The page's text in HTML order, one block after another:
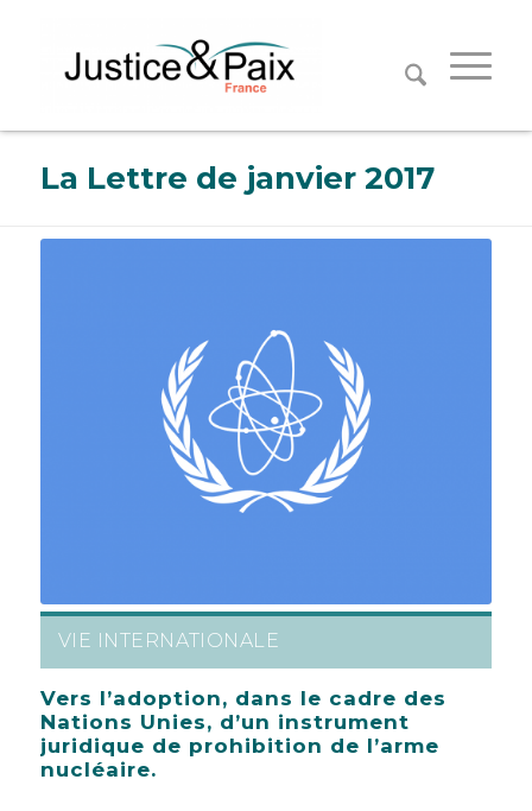
La Lettre de janvier 2017
VIE INTERNATIONALE
Vers l’adoption, dans le cadre des
Nations Unies, d’un instrument
juridique de prohibition de l’arme
nucléaire.